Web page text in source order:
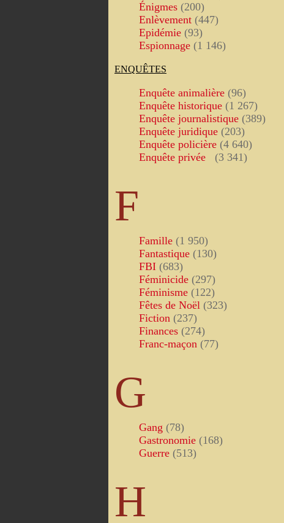
Énigmes (200)
Enlèvement (447)
Epidémie (93)
Espionnage (1 146)
ENQUÊTES
Enquête animalière (96)
Enquête historique (1 267)
Enquête journalistique (389)
Enquête juridique (203)
Enquête policière (4 640)
Enquête privée
(3 341)
F
Famille (1 950)
Fantastique (130)
FBI (683)
Féminicide (297)
Féminisme (122)
Fêtes de Noël (323)
Fiction (237)
Finances (274)
Franc-maçon (77)
G
Gang (78)
Gastronomie (168)
Guerre (513)
H